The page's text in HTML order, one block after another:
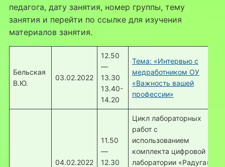
педагога, дату занятия, номер группы, тему
занятия и перейти по ссылке для изучения
материалов занятия.
Бельская
В.Ю.
03.02.2022
12.50
—
13.30
13.40-
14.20
Тема: «Интервью с
медработником ОУ
«Важность вашей
профессии»
04.02.2022
11.50
—
12.30
Цикл лабораторных
работ с
использованием
комплекта цифровой
лаборатории «Радуга».